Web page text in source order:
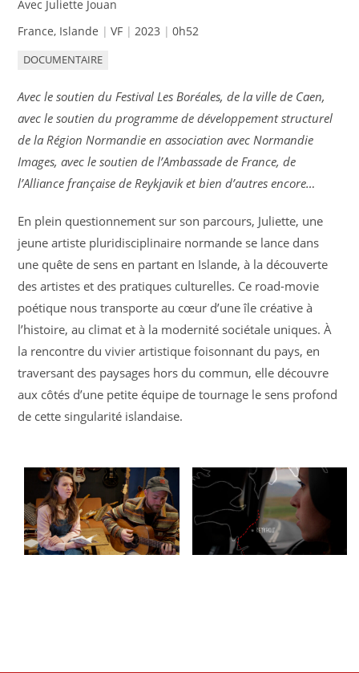
Avec Juliette Jouan
France, Islande
VF 2023 0h52
DOCUMENTAIRE
Avec le soutien du Festival Les Boréales, de la ville de Caen,
avec le soutien du programme de développement structurel
de la Région Normandie en association avec Normandie
Images, avec le soutien de l’Ambassade de France, de
l’Alliance française de Reykjavik et bien d’autres encore…
En plein questionnement sur son parcours, Juliette, une
jeune artiste pluridisciplinaire normande se lance dans
une quête de sens en partant en Islande, à la découverte
des artistes et des pratiques culturelles. Ce road-movie
poétique nous transporte au cœur d’une île créative à
l’histoire, au climat et à la modernité sociétale uniques. À
la rencontre du vivier artistique foisonnant du pays, en
traversant des paysages hors du commun, elle découvre
aux côtés d’une petite équipe de tournage le sens profond
de cette singularité islandaise.